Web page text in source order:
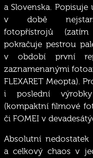
a Slovenska.
v době
fotopřístrojů
pokračuje pestrou
v období první
zaznamenanými
FLEXARET Meopta).
i poslední
(kompaktní filmové
či FOMEI v
Absolutní
a celkový chaos v